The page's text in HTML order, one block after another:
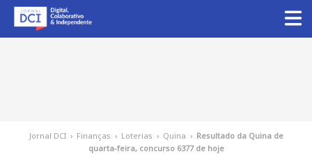
Jornal DCI › Finanças › Loterias › Quina › Resultado da Quina de
quarta-feira, concurso 6377 de hoje